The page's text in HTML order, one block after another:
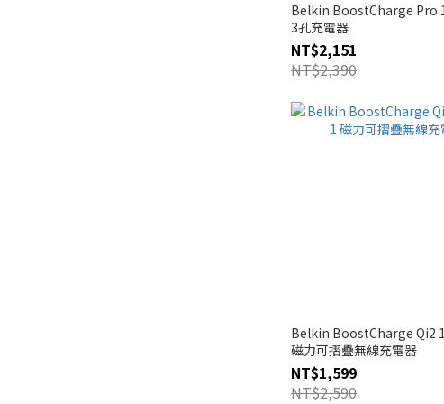
Belkin BoostCharge Pro
3孔充電器
NT$2,151
NT$2,390
Belkin BoostCharge Qi2
磁力可摺疊無線充電器
NT$1,599
NT$2,590